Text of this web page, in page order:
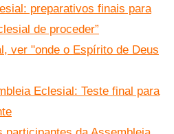
preparativos finais para
de proceder”
ver "onde o Espírito de Deus
Eclesial: Teste final para